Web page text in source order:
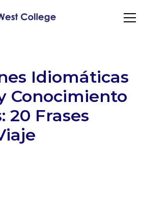
Idiomáticas
Conocimiento
20 Frases